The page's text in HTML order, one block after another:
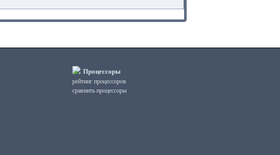
Процессоры
рейтинг процессоров
сравнить процессоры